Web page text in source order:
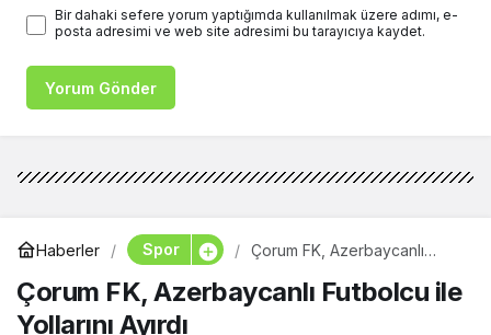
Bir dahaki sefere yorum yaptığımda kullanılmak üzere adımı, e-
posta adresimi ve web site adresimi bu tarayıcıya kaydet.
Yorum Gönder
Haberler Spor
Çorum FK, Azerbaycanlı
Çorum FK, Azerbaycanlı Futbolcu ile
Yollarını Ayırdı